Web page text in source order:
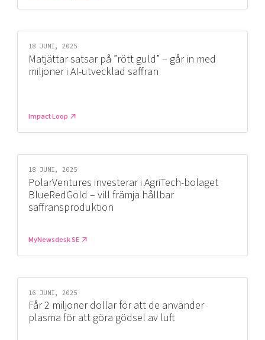
18 JUNI, 2025
Matjättar satsar på ”rött guld” – går in med
miljoner i AI-utvecklad saffran
Impact Loop
18 JUNI, 2025
PolarVentures investerar i AgriTech-bolaget
BlueRedGold – vill främja hållbar
saffransproduktion
MyNewsdesk SE
16 JUNI, 2025
Får 2 miljoner dollar för att de använder
plasma för att göra gödsel av luft